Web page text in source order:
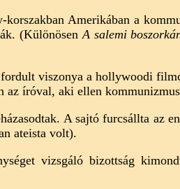
korszakban Amerikában a
(Különösen A salemi
viszonya a hollywoodi
az íróval, aki ellen
A sajtó furcsállta az
ateista volt).
vizsgáló bizottság